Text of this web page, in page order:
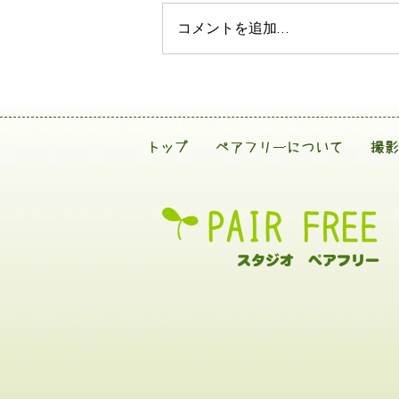
コメントを追加…
トップ ペアフリーについて 撮